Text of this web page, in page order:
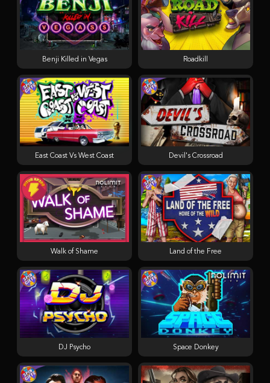
Roadkill
Space Donkey
Land of the Free
Benji Killed in Vegas
Devil's Crossroad
DJ Psycho
East Coast Vs West Coast
Walk of Shame